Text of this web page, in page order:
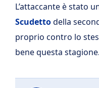
L’attaccante è stato
Scudettodella
proprio contro lo
bene questa stagione.